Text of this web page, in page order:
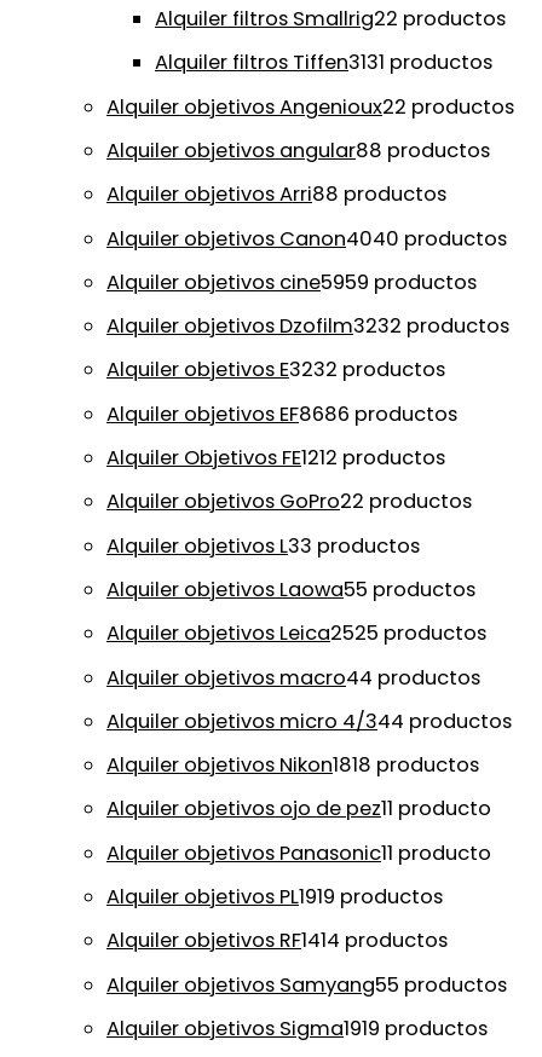
Alquiler filtros Smallrig22 productos
Alquiler filtros Tiffen3131 productos
Alquiler objetivos Angenioux22 productos
Alquiler objetivos angular88 productos
Alquiler objetivos Arri88 productos
Alquiler objetivos Canon4040 productos
Alquiler objetivos cine5959 productos
Alquiler objetivos Dzofilm3232 productos
Alquiler objetivos E3232 productos
Alquiler objetivos EF8686 productos
Alquiler Objetivos FE1212 productos
Alquiler objetivos GoPro22 productos
Alquiler objetivos L33 productos
Alquiler objetivos Laowa55 productos
Alquiler objetivos Leica2525 productos
Alquiler objetivos macro44 productos
Alquiler objetivos micro 4/344 productos
Alquiler objetivos Nikon1818 productos
Alquiler objetivos ojo de pez11 producto
Alquiler objetivos Panasonic11 producto
Alquiler objetivos PL1919 productos
Alquiler objetivos RF1414 productos
Alquiler objetivos Samyang55 productos
Alquiler objetivos Sigma1919 productos